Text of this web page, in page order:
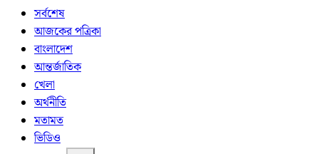
সর্বশেষ
আজকের পত্রিকা
বাংলাদেশ
আন্তর্জাতিক
খেলা
অর্থনীতি
মতামত
ভিডিও